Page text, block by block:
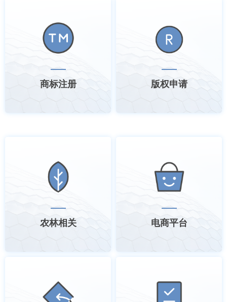
商标注册 版权申请
电商平台
农林相关